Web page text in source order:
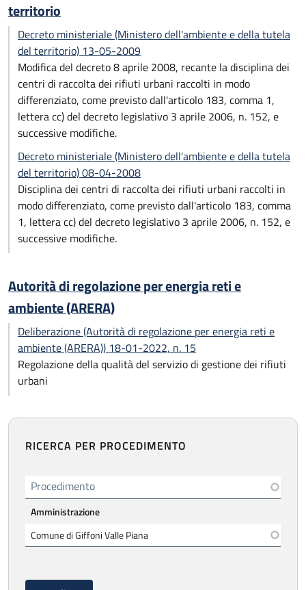
territorio
Decreto ministeriale (Ministero dell'ambiente e della tutela
del territorio) 13-05-2009
Modifica del decreto 8 aprile 2008, recante la disciplina dei
centri di raccolta dei rifiuti urbani raccolti in modo
differenziato, come previsto dall'articolo 183, comma 1,
lettera cc) del decreto legislativo 3 aprile 2006, n. 152, e
successive modifiche.
Decreto ministeriale (Ministero dell'ambiente e della tutela
del territorio) 08-04-2008
Disciplina dei centri di raccolta dei rifiuti urbani raccolti in
modo differenziato, come previsto dall'articolo 183, comma
1, lettera cc) del decreto legislativo 3 aprile 2006, n. 152, e
successive modifiche.
Autorità di regolazione per energia reti e
ambiente (ARERA)
Deliberazione (Autorità di regolazione per energia reti e
ambiente (ARERA)) 18-01-2022, n. 15
Regolazione della qualità del servizio di gestione dei rifiuti
urbani
RICERCA PER PROCEDIMENTO
Procedimento
Amministrazione